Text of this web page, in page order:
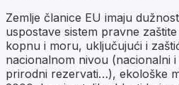
Zemlje članice EU imaju
uspostave sistem pravne
kopnu i moru, uključujući i
nacionalnom nivou (nacionalni
prirodni rezervati…), ekološke